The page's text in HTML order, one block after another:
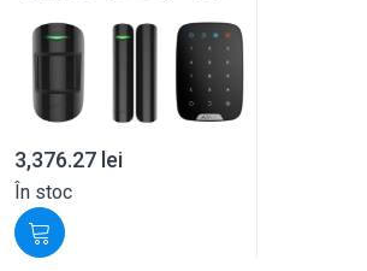
3,376.27 lei
În stoc